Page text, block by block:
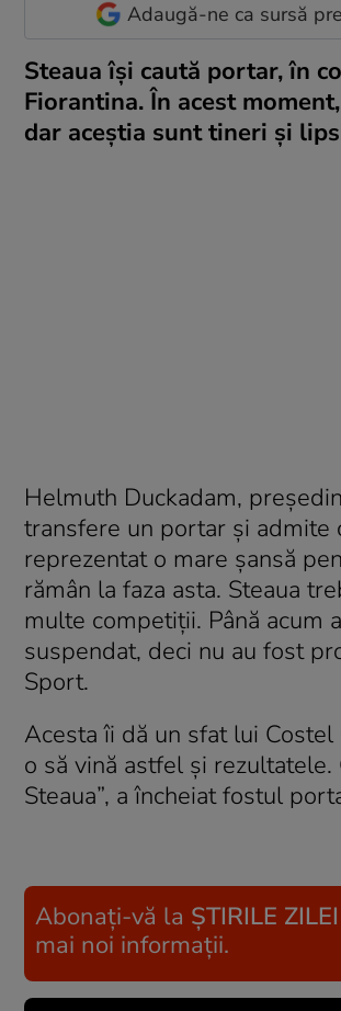
Adaugă-ne ca sursă
Steaua îşi caută portar, în
Fiorantina. În acest
dar aceştia sunt tineri şi
Helmuth Duckadam,
transfere un portar şi admite
reprezentat o mare şansă
rămân la faza asta. Steaua
multe competiţii. Până acum
suspendat, deci nu au fost
Sport.
Acesta îi dă un sfat lui
o să vină astfel şi
Steaua”, a încheiat fostul
Abonați-vă la ȘTIRILE ZILEI
mai noi informații.